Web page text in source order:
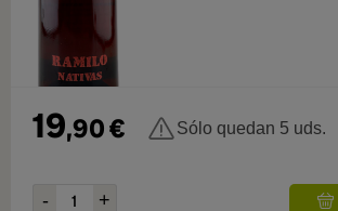
19,90€ Sólo quedan 5 uds.